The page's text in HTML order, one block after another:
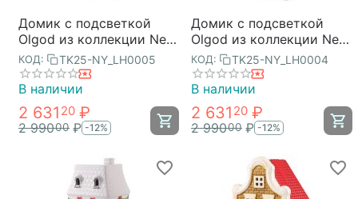
Домик с подсветкой
Olgod из коллекции New
Year Essential, 15см,
Tkano
КОД: TK25-NY_LH0005
В наличии
2 631 20 ₽
2 99000 ₽ -12%
Домик с подсветкой
Olgod из коллекции New
Year Essential, 19см,
Tkano
КОД: TK25-NY_LH0004
В наличии
2 631 20 ₽
2 99000 ₽ -12%